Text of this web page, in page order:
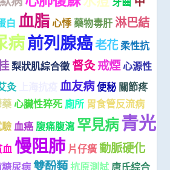
白 血脂 心悸 藥物毒肝 淋巴結
病前列腺癌老花 柔性抗
梨狀肌綜合徵 督灸戒煙心源性
灸 血友病便秘 關節疼
心臟性猝死 廁所 胃食管反流病
血癌 腹痛腹瀉 罕見病青光
血 慢阻肺 片仔癀 動脈硬化
尿病 雙酚類抗原測試 唐氏綜合